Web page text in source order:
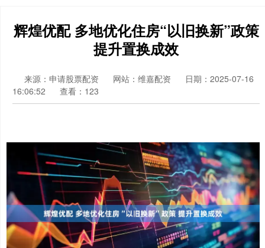
辉煌优配 多地优化住房“以旧换新”政策
提升置换成效
来源：申请股票配资 网站：维嘉配资
日期：2025-07-16
16:06:52
查看：123